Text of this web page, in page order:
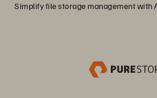
Simplify file storage management with